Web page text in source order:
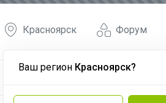
Форум
Красноярск
Ваш регион Красноярск?